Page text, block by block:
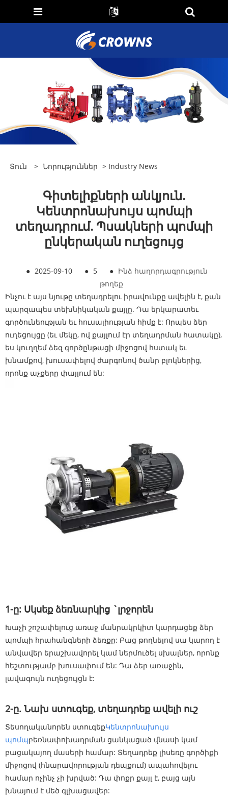
Տուն > Նորություններ > Industry News
Գիտելիքների անկյուն.
Կենտրոնախույս պոմպի
տեղադրում. Պսակների պոմպի
ընկերական ուղեցույց
● 2025-09-10 ● 5 ● Ինձ հաղորդագրություն
թողեք
Ինչու է այս նյութը տեղադրելու իրավունքը ավելին է, քան
պարզապես տեխնիկական քայլը. Դա երկարատեւ
գործունեության եւ հուսալիության հիմք է: Որպես ձեր
ուղեցույցը (եւ մեկը, ով քայլում էր տեղադրման հատակը),
ես կուղղեմ ձեզ գործընթացի միջոցով հստակ եւ
խնամքով, խուսափելով ժարգոնով ծանր բլոկներից,
որոնք աչքերը փայլում են:
1-ը: Սկսեք ձեռնարկից `լրջորեն
Խաչի շոշափելուց առաջ մանրակրկիտ կարդացեք ձեր
պոմպի հրահանգների ձեռքը: Բաց թողնելով սա կարող է
անվավեր երաշխավորել կամ ներմուծել սխալներ, որոնք
հեշտությամբ խուսափում են: Դա ձեր առաջին,
լավագույն ուղեցույցն է:
2-ը. Նախ ստուգեք, տեղադրեք ավելի ուշ
Տեսողականորեն ստուգեքԿենտրոնախույս
պոմպբեռնափոխադրման ցանկացած վնասի կամ
բացակայող մասերի համար: Տեղադրեք լիսեռը գործիքի
միջոցով (հնարավորության դեպքում) ապահովելու
համար ոչինչ չի խրված: Դա փոքր քայլ է, բայց այն
խնայում է մեծ գլխացավեր: